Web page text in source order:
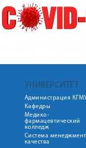
УНИВЕРСИТЕТ
Администрация
Кафедры
Медико-
фармацевтический
колледж
Система
качества